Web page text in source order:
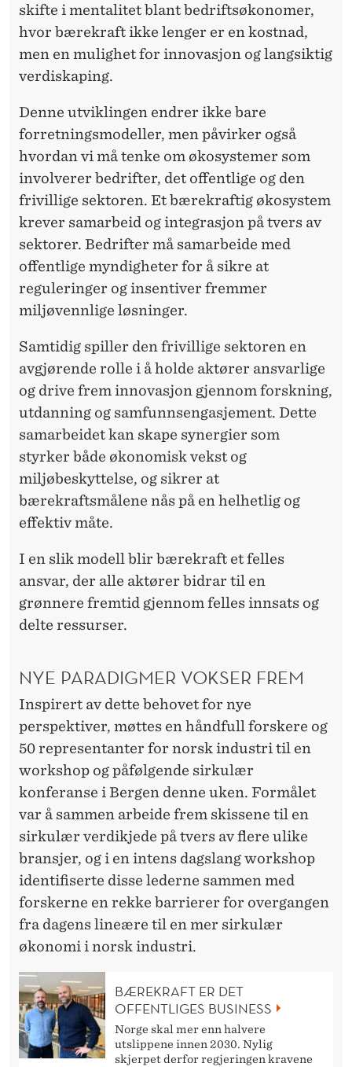
skifte i mentalitet blant bedriftsøkonomer,
hvor bærekraft ikke lenger er en kostnad,
men en mulighet for innovasjon og langsiktig
verdiskaping.
Denne utviklingen endrer ikke bare
forretningsmodeller, men påvirker også
hvordan vi må tenke om økosystemer som
involverer bedrifter, det offentlige og den
frivillige sektoren. Et bærekraftig økosystem
krever samarbeid og integrasjon på tvers av
sektorer. Bedrifter må samarbeide med
offentlige myndigheter for å sikre at
reguleringer og insentiver fremmer
miljøvennlige løsninger.
Samtidig spiller den frivillige sektoren en
avgjørende rolle i å holde aktører ansvarlige
og drive frem innovasjon gjennom forskning,
utdanning og samfunnsengasjement. Dette
samarbeidet kan skape synergier som
styrker både økonomisk vekst og
miljøbeskyttelse, og sikrer at
bærekraftsmålene nås på en helhetlig og
effektiv måte.
I en slik modell blir bærekraft et felles
ansvar, der alle aktører bidrar til en
grønnere fremtid gjennom felles innsats og
delte ressurser.
NYE PARADIGMER VOKSER FREM
Inspirert av dette behovet for nye
perspektiver, møttes en håndfull forskere og
50 representanter for norsk industri til en
workshop og påfølgende sirkulær
konferanse i Bergen denne uken. Formålet
var å sammen arbeide frem skissene til en
sirkulær verdikjede på tvers av flere ulike
bransjer, og i en intens dagslang workshop
identifiserte disse lederne sammen med
forskerne en rekke barrierer for overgangen
fra dagens lineære til en mer sirkulær
økonomi i norsk industri.
BÆREKRAFT ER DET
OFFENTLIGES BUSINESS
Norge skal mer enn halvere
utslippene innen 2030. Nylig
skjerpet derfor regjeringen kravene